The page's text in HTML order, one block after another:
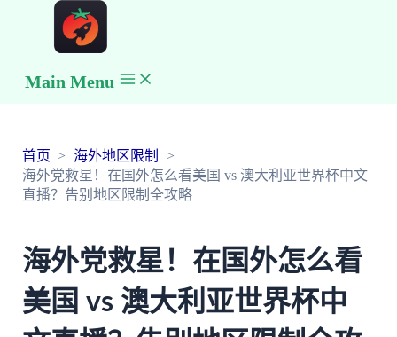
Main Menu
首页
海外地区限制
海外党救星！在国外怎么看美国 vs 澳大利亚世界杯中文
直播？告别地区限制全攻略
海外党救星！在国外怎么看
美国 vs 澳大利亚世界杯中